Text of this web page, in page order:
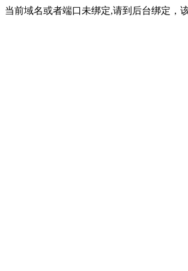
当前域名或者端口未绑定,请到后台绑定，